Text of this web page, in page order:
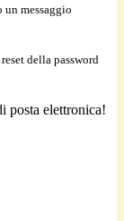
un messaggio
della password
posta elettronica!